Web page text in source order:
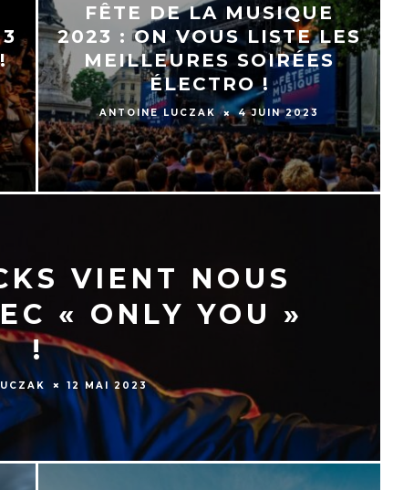
FÊTE DE LA MUSIQUE
2023 : ON VOUS LISTE LES
MEILLEURES SOIRÉES
ÉLECTRO !
ANTOINE LUCZAK 4 JUIN 2023
VIENT NOUS
« ONLY YOU »
!
12 MAI 2023